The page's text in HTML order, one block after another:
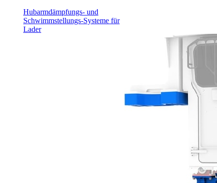
Hubarmdämpfungs- und
Schwimmstellungs-Systeme für
Lader